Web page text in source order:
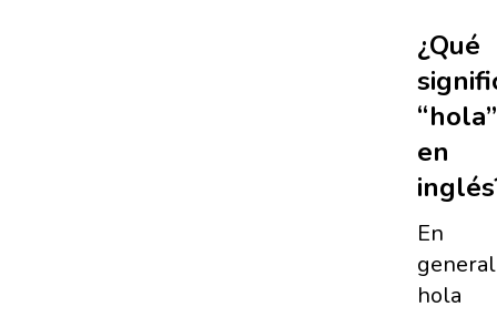
¿Qué
“hola”
en
En
hola